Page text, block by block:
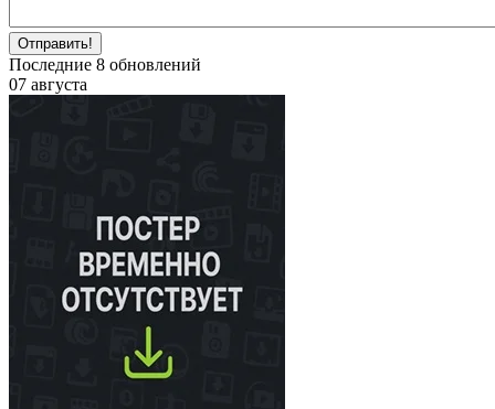
Отправить!
Последние 8 обновлений
07 августа